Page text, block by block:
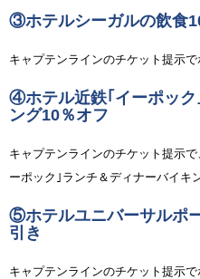
③ホテルシーガルの飲食
キャプテンラインのチケット提示
④ホテル近鉄｢イーポック
ング10％オフ
キャプテンラインのチケット提示
ーポック｣ランチ＆ディナーバイキ
⑤ホテルユニバーサルポ
引き
キャプテンラインのチケット提示